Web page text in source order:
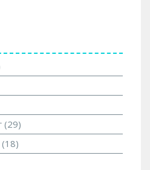
(29)
(18)